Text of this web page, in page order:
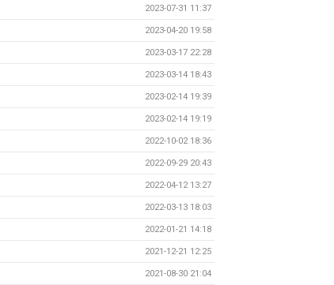
2023-07-31 11:37
2023-04-20 19:58
2023-03-17 22:28
2023-03-14 18:43
2023-02-14 19:39
2023-02-14 19:19
2022-10-02 18:36
2022-09-29 20:43
2022-04-12 13:27
2022-03-13 18:03
2022-01-21 14:18
2021-12-21 12:25
2021-08-30 21:04